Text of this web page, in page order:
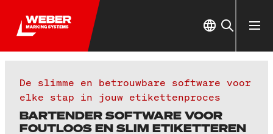
De slimme en betrouwbare software voor
elke stap in jouw etikettenproces
BARTENDER SOFTWARE VOOR
FOUTLOOS EN SLIM ETIKETTEREN